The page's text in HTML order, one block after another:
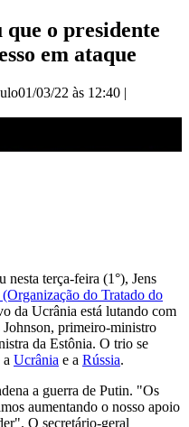
o presidente
em ataque
01/03/22 às 12:40 |
nesta terça-feira (1°), Jens
do Tratado do
da Ucrânia está lutando com
primeiro-ministro
da Estônia. O trio se
Ucrânia e a Rússia.
a guerra de Putin. "Os
aumentando o nosso apoio
O secretário-geral